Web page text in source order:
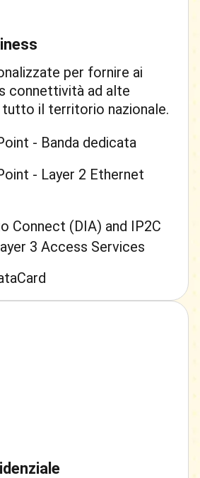
per fornire ai
connettività ad alte
tutto il territorio nazionale.
- Banda dedicata
- Layer 2 Ethernet
Connect (DIA) and IP2C
3 Access Services